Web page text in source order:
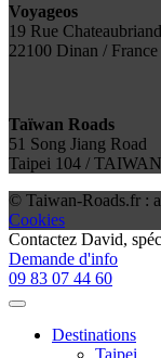
Voyageos
19 Rue Chateaubriand
22100 Dinan / France
Taïwan Roads
51 Song Jiang Road
Taipei 104 / TAIWAN
© Taiwan-Roads.fr :
Cookies
Contactez David,
Demande d'info
09 83 07 44 60
Destinations
Taipei